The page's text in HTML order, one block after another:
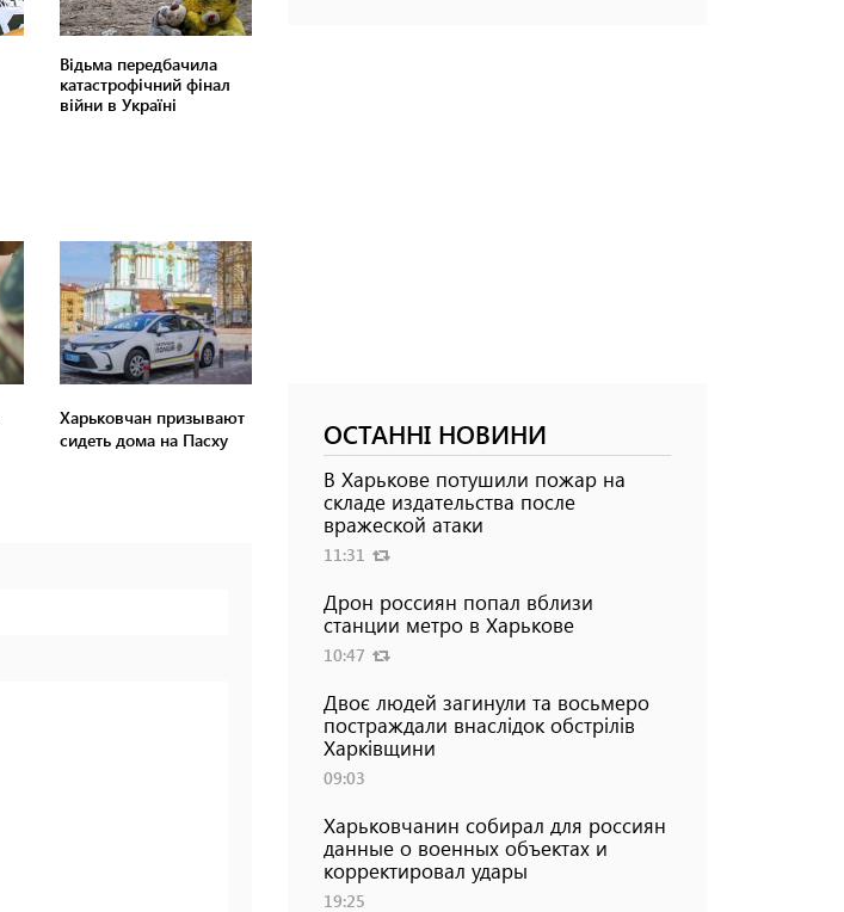
Харьковчан призывают
сидеть дома на Пасху
ОСТАННІ НОВИНИ
В Харькове потушили пожар на
складе издательства после
вражеской атаки
11:31
Дрон россиян попал вблизи
станции метро в Харькове
10:47
Двоє людей загинули та восьмеро
постраждали внаслідок обстрілів
Харківщини
09:03
Харьковчанин собирал для россиян
данные о военных объектах и ​​
корректировал удары
19:25